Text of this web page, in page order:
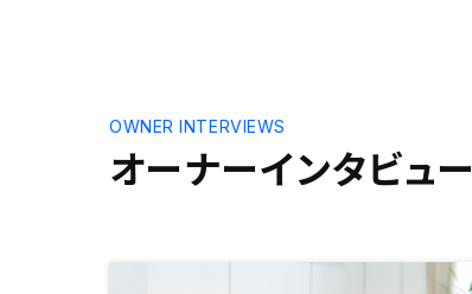
なっていました。その後の物件選定
（不動産投資の肝）でも、自分が納
得出来るものをいくつもの中から選
れば、もっと早くに始めていたかっ
オーナーインタビュー
OWNER INTERVIEWS